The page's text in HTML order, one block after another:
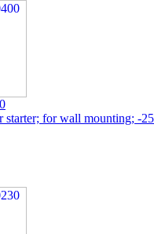
starter; for wall mounting; -